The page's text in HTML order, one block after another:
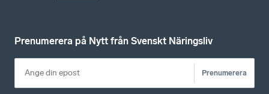
Prenumerera på Nytt från Svenskt Näringsliv
Prenumerera